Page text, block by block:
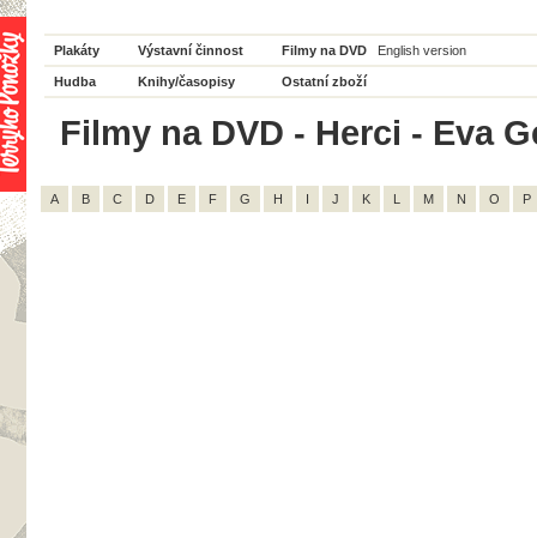
Plakáty Výstavní činnost Filmy na DVD English version
Hudba Knihy/časopisy Ostatní zboží
Filmy na DVD - Herci - Eva
A B C D E F G H I J K L M N O P